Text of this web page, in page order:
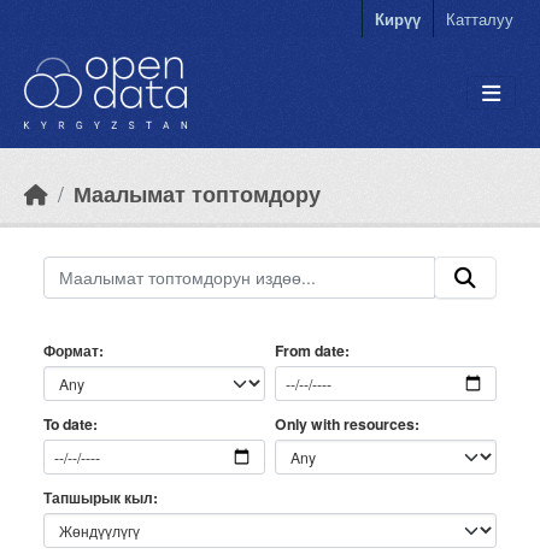
Кирүү Катталуу
Маалымат топтомдору
Формат From date
To date Only with resources
Тапшырык кыл